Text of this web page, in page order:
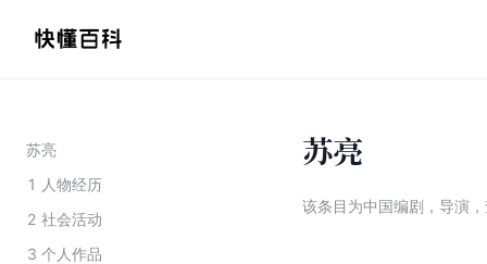
苏亮
1 人物经历
2 社会活动
3 个人作品
苏亮
该条目为中国编剧，导演 ，